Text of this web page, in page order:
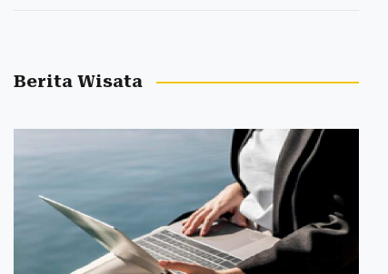
Berita Wisata